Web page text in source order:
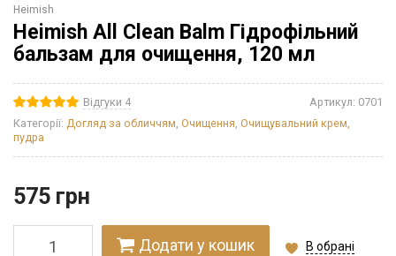
Heimish
Heimish All Clean Balm Гідрофільний
бальзам для очищення, 120 мл
Відгуки 4 Артикул: 0701
Категорії: Догляд за обличчям, Очищення, Очищувальний крем,
пудра
575 грн
Додати у кошик В обрані